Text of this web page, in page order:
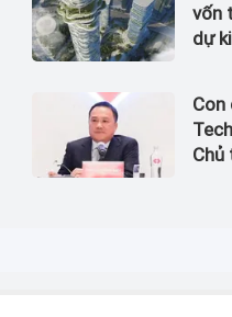
vốn
dự
Con
Chủ